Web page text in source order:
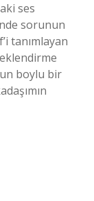
ses
sorunun
tanımlayan
boylu bir